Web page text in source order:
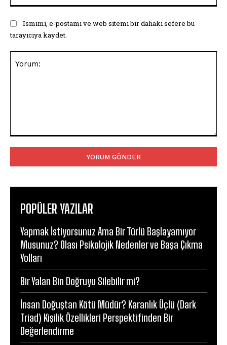
Ismimi, e-postamı ve web sitemi bir dahaki sefere bu
tarayıcıya kaydet.
POPÜLER YAZILAR
Yapmak İstiyorsunuz Ama Bir Türlü Başlayamıyor
Musunuz? Olası Psikolojik Nedenler ve Başa Çıkma
Yolları
Bir Yalan Bin Doğruyu Silebilir mi?
İnsan Doğuştan Kötü Müdür? Karanlık Üçlü (Dark
Triad) Kişilik Özellikleri Perspektifinden Bir
Değerlendirme